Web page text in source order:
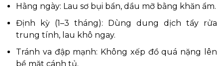
Hằng ngày: Lau sơ bụi bẩn, dầu mỡ bằng khăn ẩm.
Định kỳ (1–3 tháng): Dùng dung dịch tẩy rửa
trung tính, lau khô ngay.
Tránh va đập mạnh: Không xếp đồ quá nặng lên
bề mặt cánh tủ.